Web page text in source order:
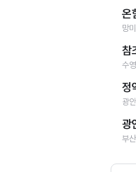
온
망
참
수
정
광
광
부